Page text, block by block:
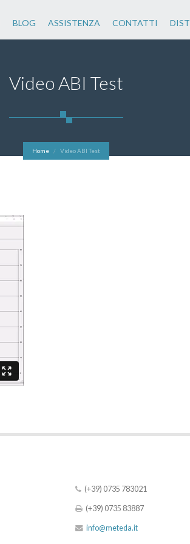
BLOG ASSISTENZA CONTATTI
Video ABI Test
Home Video ABI Test
(+39) 0735 783021
(+39) 0735 83887
info@meteda.it